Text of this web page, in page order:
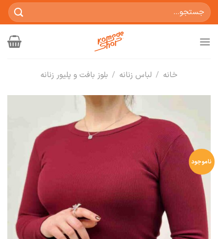
جستجو
برای:
خانه / لباس زنانه / بلوز بافت و پلیور زنانه
ناموجود